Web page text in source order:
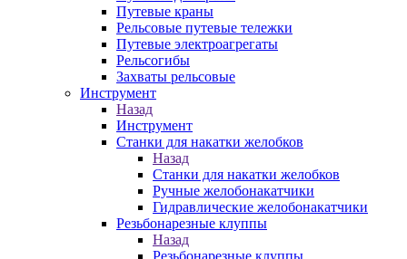
Путевые краны
Рельсовые путевые тележки
Путевые электроагрегаты
Рельсогибы
Захваты рельсовые
Инструмент
Назад
Инструмент
Станки для накатки желобков
Назад
Станки для накатки желобков
Ручные желобонакатчики
Гидравлические желобонакатчики
Резьбонарезные клуппы
Назад
Резьбонарезные клуппы